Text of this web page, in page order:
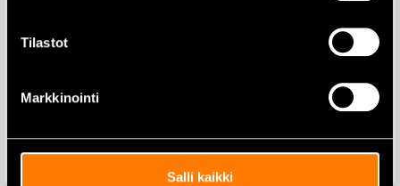
Tilastot
Markkinointi
Salli kaikki
viiltosuojakäsine M